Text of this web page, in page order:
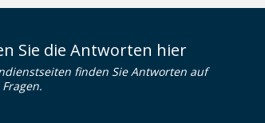
Sie die Antworten hier
finden Sie Antworten auf